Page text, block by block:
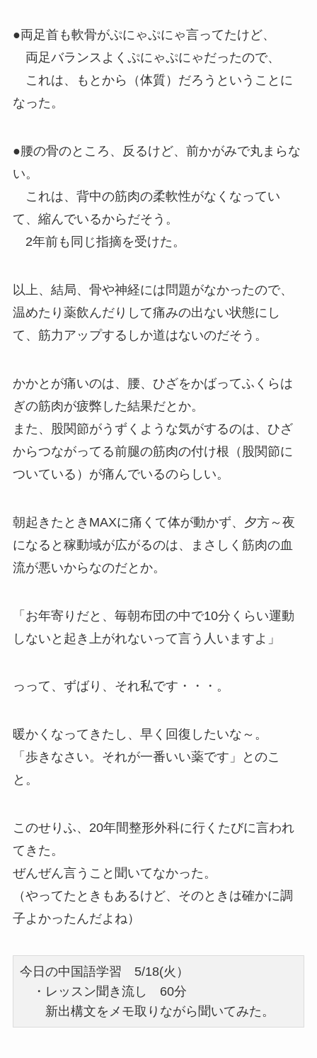
●両足首も軟骨がぷにゃぷにゃ言ってたけど、
両足バランスよくぷにゃぷにゃだったので、
これは、もとから（体質）だろうということに
なった。
●腰の骨のところ、反るけど、前かがみで丸まらな
い。
これは、背中の筋肉の柔軟性がなくなってい
て、縮んでいるからだそう。
2年前も同じ指摘を受けた。
以上、結局、骨や神経には問題がなかったので、
温めたり薬飲んだりして痛みの出ない状態にし
て、筋力アップするしか道はないのだそう。
かかとが痛いのは、腰、ひざをかばってふくらは
ぎの筋肉が疲弊した結果だとか。
また、股関節がうずくような気がするのは、ひざ
からつながってる前腿の筋肉の付け根（股関節に
ついている）が痛んでいるのらしい。
朝起きたときMAXに痛くて体が動かず、夕方～夜
になると稼動域が広がるのは、まさしく筋肉の血
流が悪いからなのだとか。
「お年寄りだと、毎朝布団の中で10分くらい運動
しないと起き上がれないって言う人いますよ」
っって、ずばり、それ私です・・・。
暖かくなってきたし、早く回復したいな～。
「歩きなさい。それが一番いい薬です」とのこ
と。
このせりふ、20年間整形外科に行くたびに言われ
てきた。
ぜんぜん言うこと聞いてなかった。
（やってたときもあるけど、そのときは確かに調
子よかったんだよね）
今日の中国語学習 5/18(火）
・レッスン聞き流し 60分
新出構文をメモ取りながら聞いてみた。